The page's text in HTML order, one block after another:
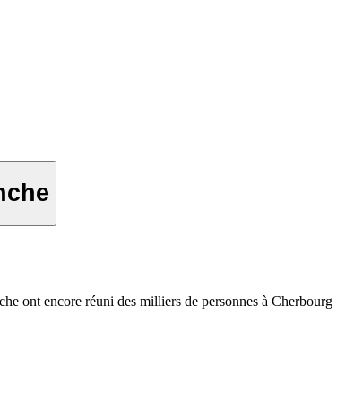
ont encore réuni des milliers de personnes à Cherbourg